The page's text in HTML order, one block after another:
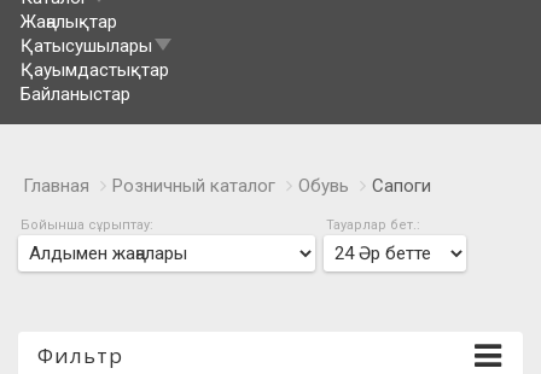
Жаңалықтар
Қатысушылары
Қауымдастықтар
Байланыстар
Главная Розничный каталог Обувь Сапоги
Бойынша сұрыптау: Тауарлар бет.:
Фильтр